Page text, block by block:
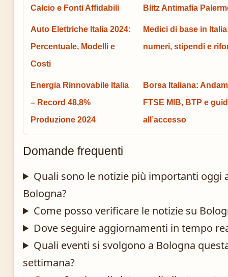
Calcio e Fonti Affidabili
Blitz Antimafia
Auto Elettriche Italia 2024:
Percentuale, Modelli e
Costi
Medici di base in
numeri, stipendi e
Energia Rinnovabile Italia
– Record 48,8%
Produzione 2024
Borsa Italiana:
FTSE MIB, BTP e
all’accesso
Domande frequenti
Quali sono le notizie più importanti oggi
Bologna?
Come posso verificare le notizie su
Dove seguire aggiornamenti in tempo
Quali eventi si svolgono a Bologna
settimana?